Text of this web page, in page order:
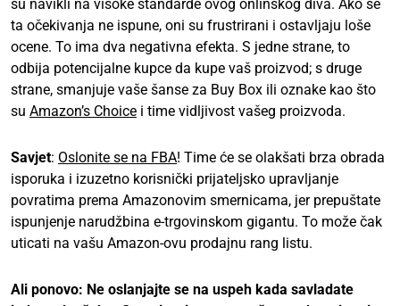
su navikli na visoke standarde ovog onlinskog diva. Ako se
ta očekivanja ne ispune, oni su frustrirani i ostavljaju loše
ocene. To ima dva negativna efekta. S jedne strane, to
odbija potencijalne kupce da kupe vaš proizvod; s druge
strane, smanjuje vaše šanse za Buy Box ili oznake kao što
su Amazon’s Choice i time vidljivost vašeg proizvoda.
Savjet: Oslonite se na FBA! Time će se olakšati brza obrada
isporuka i izuzetno korisnički prijateljsko upravljanje
povratima prema Amazonovim smernicama, jer prepuštate
ispunjenje narudžbina e-trgovinskom gigantu. To može čak
uticati na vašu Amazon-ovu prodajnu rang listu.
Ali ponovo: Ne oslanjajte se na uspeh kada savladate